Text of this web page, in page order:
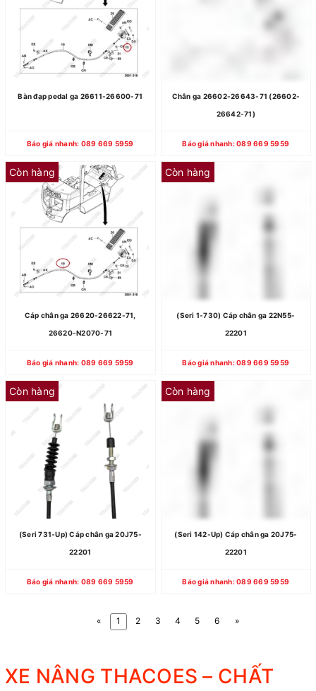
Bàn đạp pedal ga 26611-26600-71
Báo giá nhanh: 089 669 5959
Chân ga 26602-26643-71 (26602-
26642-71)
Báo giá nhanh: 089 669 5959
Còn hàng
Cáp chân ga 26620-26622-71,
26620-N2070-71
Báo giá nhanh: 089 669 5959
Còn hàng
(Seri 1-730) Cáp chân ga 22N55-
22201
Báo giá nhanh: 089 669 5959
Còn hàng
(Seri 731-Up) Cáp chân ga 20J75-
22201
Báo giá nhanh: 089 669 5959
Còn hàng
(Seri 142-Up) Cáp chân ga 20J75-
22201
Báo giá nhanh: 089 669 5959
« 1 2 3 4 5 6 »
XE NÂNG THACOES – CHẤT